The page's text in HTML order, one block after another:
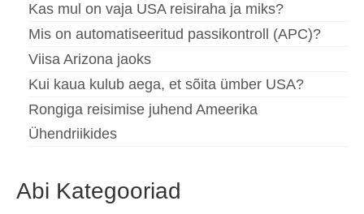
Kas mul on vaja USA reisiraha ja miks?
Mis on automatiseeritud passikontroll (APC)?
Viisa Arizona jaoks
Kui kaua kulub aega, et sõita ümber USA?
Rongiga reisimise juhend Ameerika
Ühendriikides
Abi Kategooriad